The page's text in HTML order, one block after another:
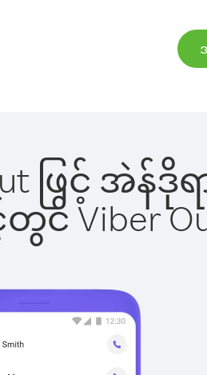
ဖြင့် အဲ
င် Viber